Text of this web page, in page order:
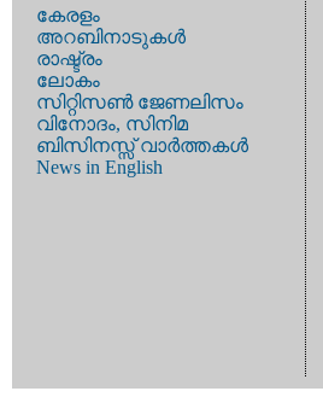
കേരളം
അറബിനാടുകള്‍
രാഷ്ട്രം
ലോകം
സിറ്റിസണ്‍ ജേണലിസം
വിനോദം, സിനിമ
ബിസിനസ്സ് വാര്‍ത്തകള്‍
News in English